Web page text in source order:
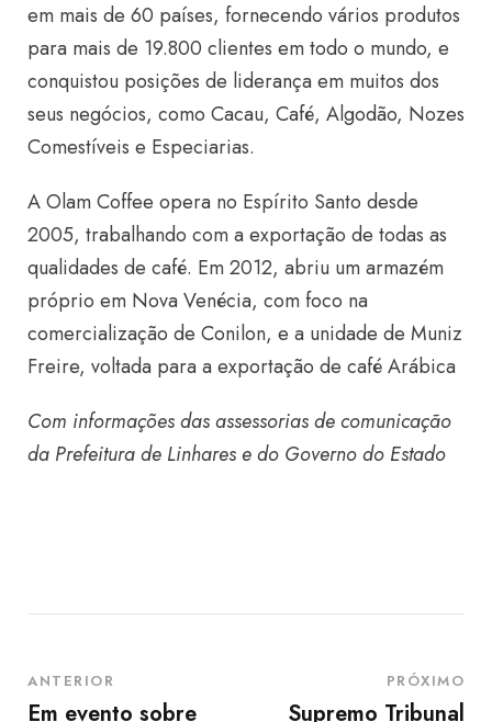
em mais de 60 países, fornecendo vários produtos
para mais de 19.800 clientes em todo o mundo, e
conquistou posições de liderança em muitos dos
seus negócios, como Cacau, Café, Algodão, Nozes
Comestíveis e Especiarias.
A Olam Coffee opera no Espírito Santo desde
2005, trabalhando com a exportação de todas as
qualidades de café. Em 2012, abriu um armazém
próprio em Nova Venécia, com foco na
comercialização de Conilon, e a unidade de Muniz
Freire, voltada para a exportação de café Arábica
Com informações das assessorias de comunicação
da Prefeitura de Linhares e do Governo do Estado
ANTERIOR
Em evento sobre
PRÓXIMO
Supremo Tribunal